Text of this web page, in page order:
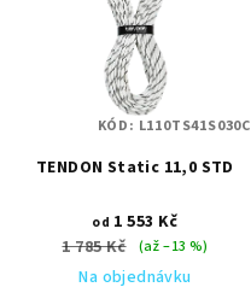
TENDON Static 11,0 STD
od 1 553 Kč
1 785 Kč
(až –13 %)
Na objednávku
KÓD: L110TS41S030C